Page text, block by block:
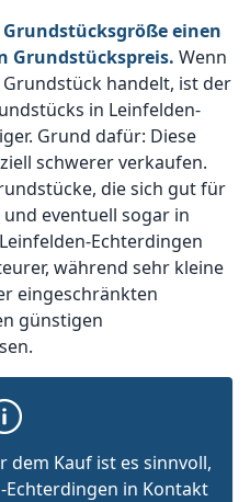
Grundstücksgröße einen
Grundstückspreis. Wenn
handelt, ist der
in Leinfelden-
Grund dafür: Diese
schwerer verkaufen.
die sich gut für
eventuell sogar in
Echterdingen
während sehr kleine
eingeschränkten
günstigen
dem Kauf ist es sinnvoll,
in Kontakt